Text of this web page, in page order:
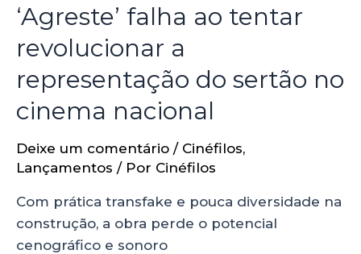
‘Agreste’ falha ao tentar
revolucionar a
representação do sertão no
cinema nacional
Deixe um comentário / Cinéfilos,
Lançamentos / Por Cinéfilos
Com prática transfake e pouca diversidade na
construção, a obra perde o potencial
cenográfico e sonoro